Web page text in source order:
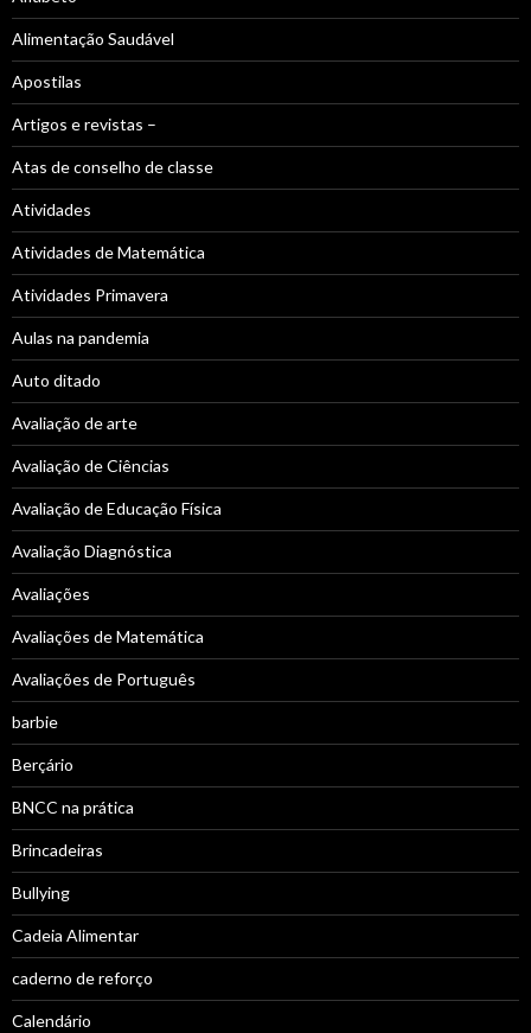
Alimentação Saudável
Apostilas
Artigos e revistas –
Atas de conselho de classe
Atividades
Atividades de Matemática
Atividades Primavera
Aulas na pandemia
Auto ditado
Avaliação de arte
Avaliação de Ciências
Avaliação de Educação Física
Avaliação Diagnóstica
Avaliações
Avaliações de Matemática
Avaliações de Português
barbie
Berçário
BNCC na prática
Brincadeiras
Bullying
Cadeia Alimentar
caderno de reforço
Calendário